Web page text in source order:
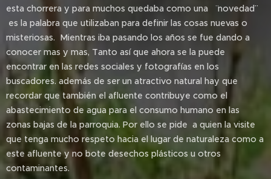
esta chorrera y para muchos quedaba como una ¨ novedad¨¨
es la palabra que utilizaban para definir las cosas nuevas o
misteriosas. Mientras iba pasando los años se fue dando a
conocer mas y mas, Tanto así que ahora se la puede
encontrar en las redes sociales y fotografías en los
buscadores. además de ser un atractivo natural hay que
recordar que también el afluente contribuye como el
abastecimiento de agua para el consumo humano en las
zonas bajas de la parroquia. Por ello se pide a quien la visite
que tenga mucho respeto hacia el lugar de naturaleza como a
este afluente y no bote desechos plásticos u otros
contaminantes.